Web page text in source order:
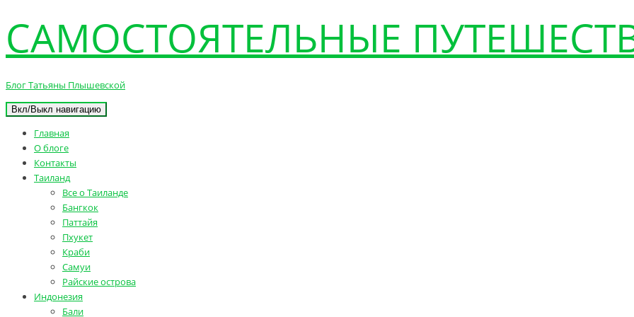
САМОСТОЯТЕЛЬНЫЕ
Блог Татьяны Плышевской
Вкл/Выкл навигацию
Главная
О блоге
Контакты
Таиланд
Все о Таиланде
Бангкок
Паттайя
Пхукет
Краби
Самуи
Райские острова
Индонезия
Бали